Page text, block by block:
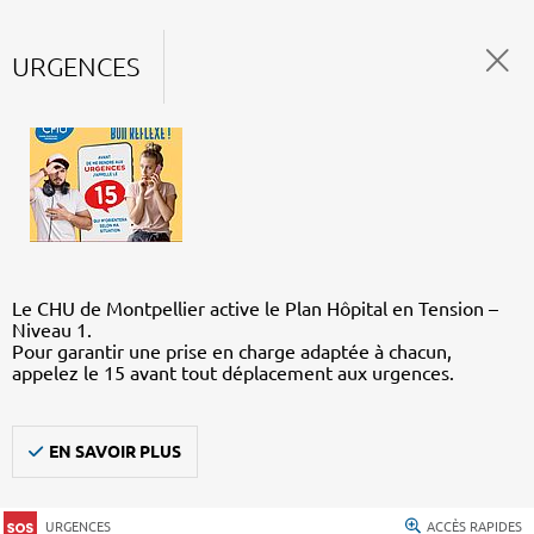
URGENCES
Le CHU de Montpellier active le Plan Hôpital en Tension –
Niveau 1.
Pour garantir une prise en charge adaptée à chacun,
appelez le 15 avant tout déplacement aux urgences.
EN SAVOIR PLUS
URGENCES ACCÈS RAPIDES